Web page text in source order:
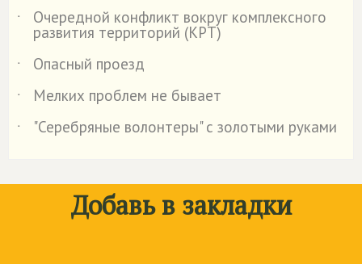
˙
Очередной конфликт вокруг комплексного
развития территорий (КРТ)
˙
Опасный проезд
˙
Мелких проблем не бывает
˙
"Серебряные волонтеры" с золотыми руками
Добавь в закладки